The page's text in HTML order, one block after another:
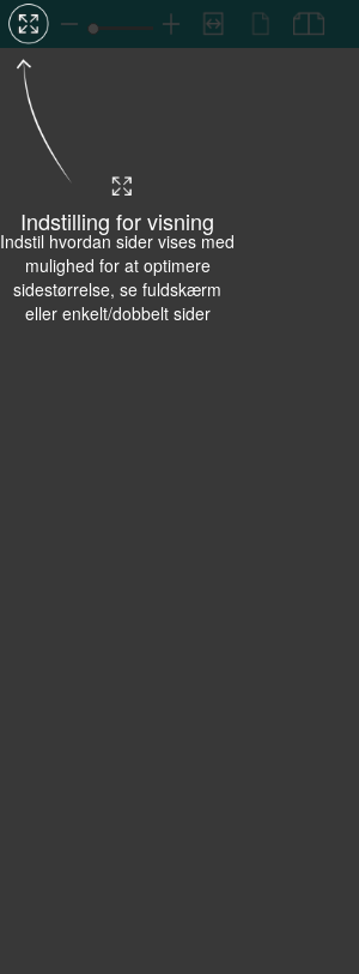
Indstilling for visning
Indstil hvordan sider vises med
mulighed for at optimere
sidestørrelse, se fuldskærm
eller enkelt/dobbelt sider